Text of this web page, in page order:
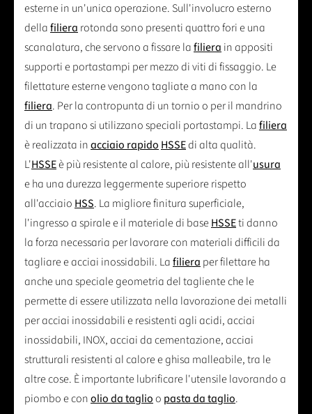
esterne in un'unica operazione. Sull'involucro esterno
dellafiliera rotonda sono presenti quattro fori e una
scanalatura, che servono a fissare lafiliera in appositi
supporti e portastampi per mezzo di viti di fissaggio. Le
filettature esterne vengono tagliate a mano con la
filiera. Per la contropunta di un tornio o per il mandrino
di un trapano si utilizzano speciali portastampi. Lafiliera
è realizzata inacciaio rapido HSSEdi alta qualità.
L'HSSEè più resistente al calore, più resistente all'usura
e ha una durezza leggermente superiore rispetto
all'acciaio HSS. La migliore finitura superficiale,
l'ingresso a spirale e il materiale di baseHSSEti danno
la forza necessaria per lavorare con materiali difficili da
tagliare e acciai inossidabili. Lafiliera per filettare ha
anche una speciale geometria del tagliente che le
permette di essere utilizzata nella lavorazione dei metalli
per acciai inossidabili e resistenti agli acidi, acciai
inossidabili, INOX, acciai da cementazione, acciai
strutturali resistenti al calore e ghisa malleabile, tra le
altre cose. È importante lubrificare l'utensile lavorando a
piombo e conolio da taglioo pasta da taglio.